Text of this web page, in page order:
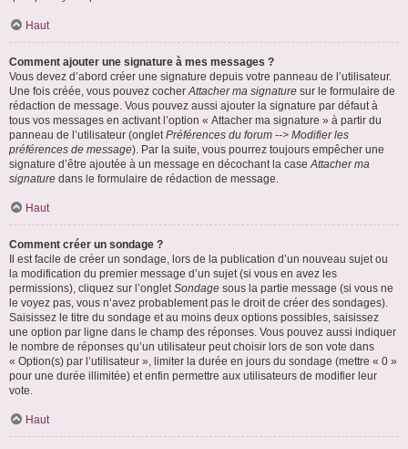
Haut
Comment ajouter une signature à mes messages ?
Vous devez d’abord créer une signature depuis votre panneau de l’utilisateur.
Une fois créée, vous pouvez cocherAttacher ma signature sur le formulaire de
rédaction de message. Vous pouvez aussi ajouter la signature par défaut à
tous vos messages en activant l’option « Attacher ma signature » à partir du
panneau de l’utilisateur (ongletPréférences du forum --> Modifier les
préférences de message). Par la suite, vous pourrez toujours empêcher une
signature d’être ajoutée à un message en décochant la caseAttacher ma
signature dans le formulaire de rédaction de message.
Haut
Comment créer un sondage ?
Il est facile de créer un sondage, lors de la publication d’un nouveau sujet ou
la modification du premier message d’un sujet (si vous en avez les
permissions), cliquez sur l’ongletSondage sous la partie message (si vous ne
le voyez pas, vous n’avez probablement pas le droit de créer des sondages).
Saisissez le titre du sondage et au moins deux options possibles, saisissez
une option par ligne dans le champ des réponses. Vous pouvez aussi indiquer
le nombre de réponses qu’un utilisateur peut choisir lors de son vote dans
« Option(s) par l’utilisateur », limiter la durée en jours du sondage (mettre « 0 »
pour une durée illimitée) et enfin permettre aux utilisateurs de modifier leur
vote.
Haut